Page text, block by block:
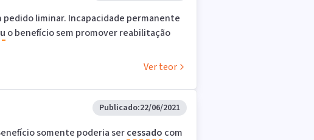
liminar. Incapacidade permanente
o benefício sem promover reabilitação
Ver teor
Publicado:22/06/2021
somente poderia sercessado com